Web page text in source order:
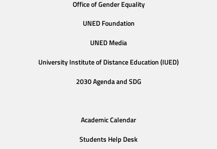
Office of Gender Equality
UNED Foundation
UNED Media
University Institute of Distance Education (IUED)
2030 Agenda and SDG
Academic Calendar
Students Help Desk